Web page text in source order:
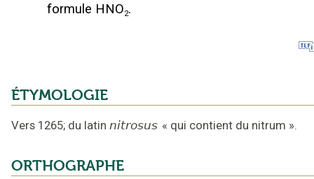
formule HNO2.
ÉTYMOLOGIE
Vers 1265; du latin nitrosus « qui contient du nitrum ».
ORTHOGRAPHE